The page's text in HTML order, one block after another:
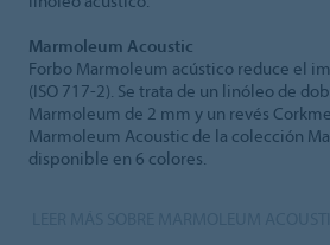
Marmoleum Acoustic
Forbo Marmoleum acústico reduce el
(ISO 717-2). Se trata de un linóleo de
Marmoleum de 2 mm y un revés
Marmoleum Acoustic de la colección
disponible en 6 colores.